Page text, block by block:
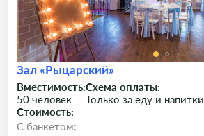
Зал «Рыцарский»
Вместимость:
50 человек
Схема оплаты:
Только за еду и напитки
Стоимость:
C банкетом: